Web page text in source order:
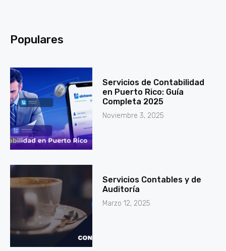
Populares
Servicios de Contabilidad
en Puerto Rico: Guía
Completa 2025
Noviembre 3, 2025
Servicios Contables y de
Auditoría
Marzo 12, 2025